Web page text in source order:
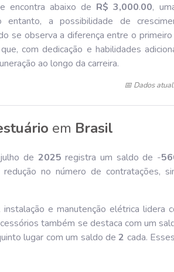
encontra abaixo de R$ 3,000.00,
entanto, a possibilidade de
se observa a diferença entre o
com dedicação e habilidades
ao longo da carreira.
📅 Dados
em Brasil
de 2025 registra um saldo de -
no número de contratações,
e manutenção elétrica lidera
também se destaca com um
lugar com um saldo de2 cada.